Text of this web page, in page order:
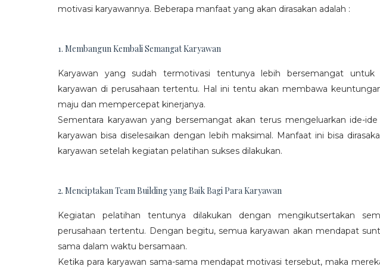
motivasi karyawannya. Beberapa manfaat yang akan dirasakan adalah :
1. Membangun Kembali Semangat Karyawan
Karyawan yang sudah termotivasi tentunya lebih bersemangat untuk
karyawan di perusahaan tertentu. Hal ini tentu akan membawa
maju dan mempercepat kinerjanya.
Sementara karyawan yang bersemangat akan terus mengeluarkan ide-
karyawan bisa diselesaikan dengan lebih maksimal. Manfaat ini bisa
karyawan setelah kegiatan pelatihan sukses dilakukan.
2. Menciptakan Team Building yang Baik Bagi Para Karyawan
Kegiatan pelatihan tentunya dilakukan dengan mengikutsertakan
perusahaan tertentu. Dengan begitu, semua karyawan akan mendapat
sama dalam waktu bersamaan.
Ketika para karyawan sama-sama mendapat motivasi tersebut, maka